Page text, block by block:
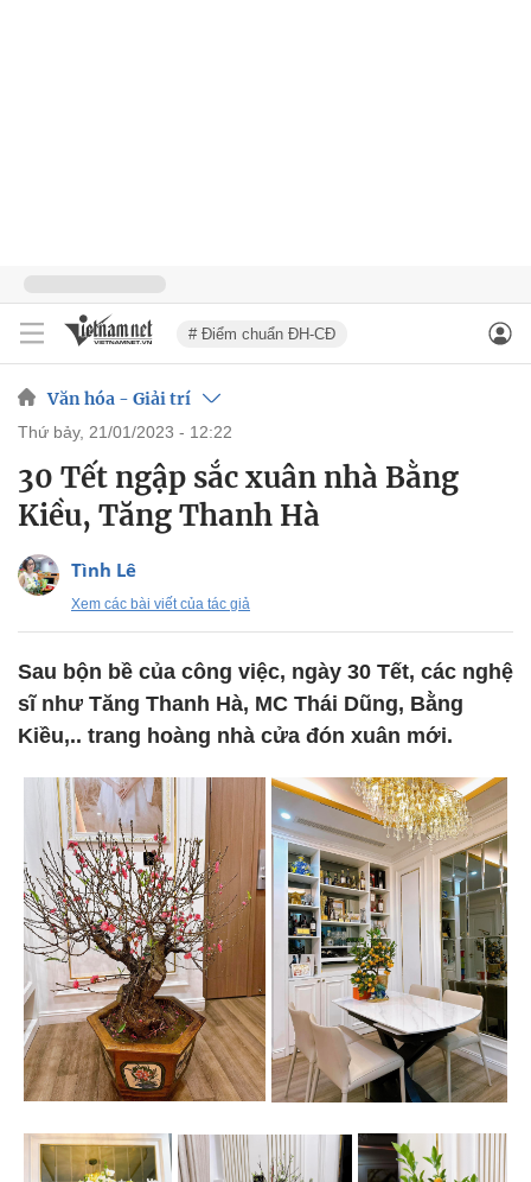
# Điểm chuẩn ĐH-CĐ
Văn hóa - Giải trí
thứ bảy, 21/01/2023 - 12:22
30 Tết ngập sắc xuân nhà Bằng
Kiều, Tăng Thanh Hà
Tình Lê
Xem các bài viết của tác giả
Sau bộn bề của công việc, ngày 30 Tết, các nghệ
sĩ như Tăng Thanh Hà, MC Thái Dũng, Bằng
Kiều,.. trang hoàng nhà cửa đón xuân mới.